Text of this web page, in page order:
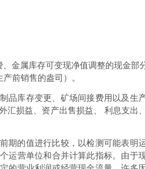
金属库存可变现净值调整的现金部
前销售的盎司）。
库存变更、矿场间接费用以及生
汇损益、资产出售损益、 利息支出
期的值进行比较，以检测可能表明
运营单位和合并计算此指标。由于